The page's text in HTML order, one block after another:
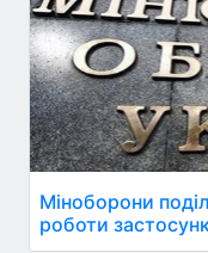
Міноборони
роботи